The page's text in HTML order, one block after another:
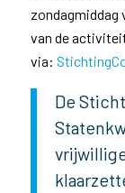
zondagmiddag
van de
via:
De